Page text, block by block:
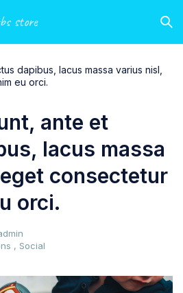
store
dapibus, lacus massa varius nisl,
eu orci.
ante et
lacus massa
consectetur
orci.
, Social